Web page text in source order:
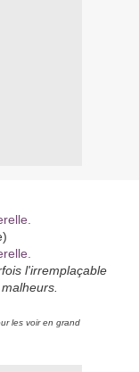
l'irremplaçable
les voir en grand